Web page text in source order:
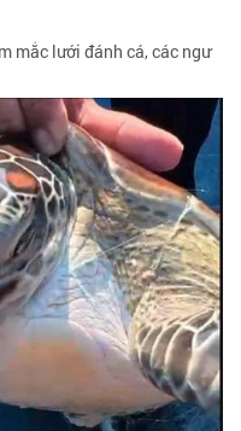
mắc lưới đánh cá, các ngư